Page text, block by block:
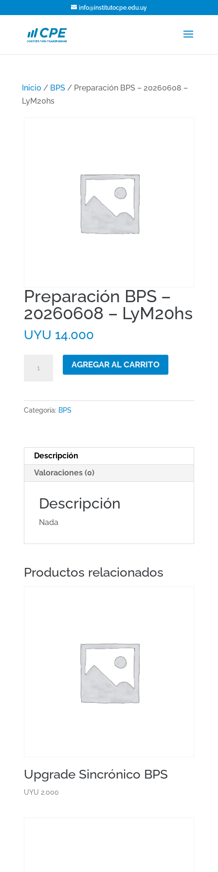
info@institutocpe.edu.uy
Inicio / BPS/ Preparación BPS – 20260608 –
LyM20hs
Preparación BPS –
20260608 – LyM20hs
UYU 14.000
20260608
-
AGREGAR AL CARRITO
Categoría: BPS
Descripción
Valoraciones (0)
Descripción
Nada
Productos relacionados
Upgrade Sincrónico BPS
UYU 2.000